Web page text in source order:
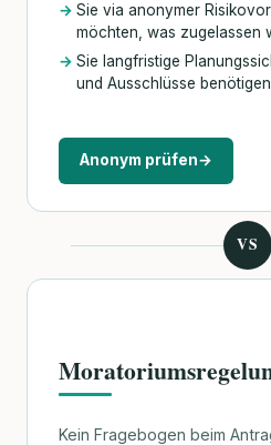
Sie via anonymer
möchten, was zugelassen
Sie langfristige
und Ausschlüsse benötigen
Anonym prüfen→
VS
Kein Fragebogen beim